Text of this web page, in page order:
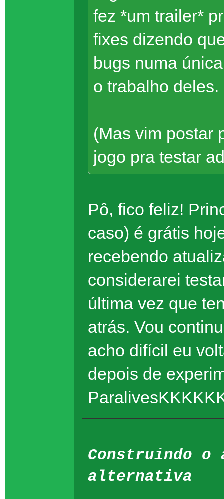
fez *um trailer*
fixes dizendo
bugs numa
o trabalho
(Mas vim postar
jogo pra testar
Pô, fico feliz!
caso) é grátis
recebendo
considerarei
última vez que
atrás. Vou
acho difícil eu
depois de
Construindo o
alternativa